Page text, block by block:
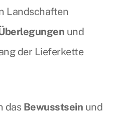
Landschaften
und
der Lieferkette
das Bewusstsein und